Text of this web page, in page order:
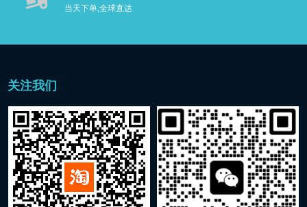
当天下单,全球直达
关注我们